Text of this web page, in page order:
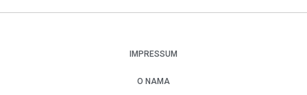
IMPRESSUM
O NAMA